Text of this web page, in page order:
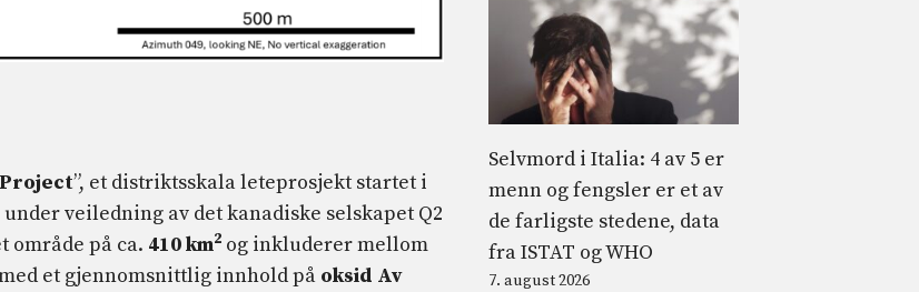
”, et distriktsskala leteprosjekt startet i
under veiledning av det kanadiske selskapet Q2
område på ca. 410 km2 og inkluderer mellom
et gjennomsnittlig innhold på oksid Av
Selvmord i Italia: 4 av 5 er
menn og fengsler er et av
de farligste stedene, data
fra ISTAT og WHO
7. august 2026